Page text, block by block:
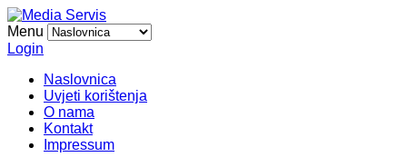
Menu
Login
Naslovnica
Uvjeti korištenja
O nama
Kontakt
Impressum